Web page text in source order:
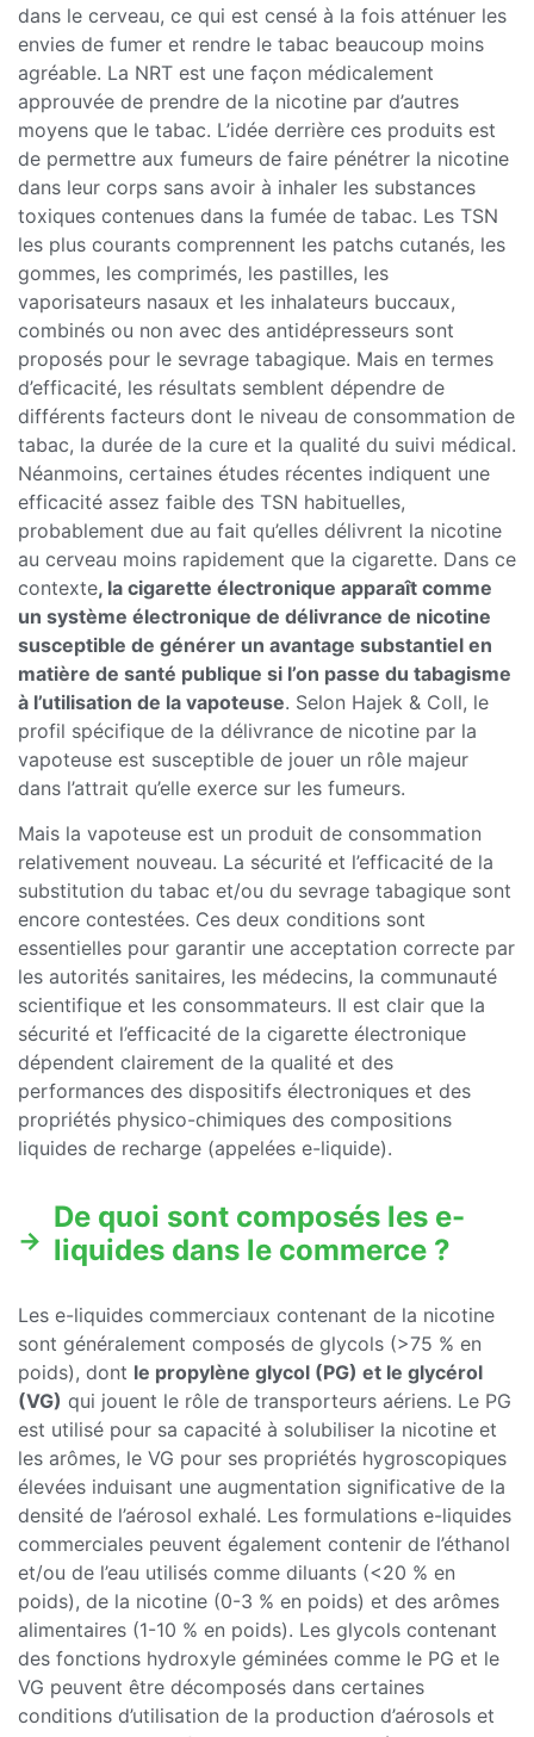
dans le cerveau, ce qui est censé à la fois atténuer les
envies de fumer et rendre le tabac beaucoup moins
agréable. La NRT est une façon médicalement
approuvée de prendre de la nicotine par d’autres
moyens que le tabac. L’idée derrière ces produits est
de permettre aux fumeurs de faire pénétrer la nicotine
dans leur corps sans avoir à inhaler les substances
toxiques contenues dans la fumée de tabac. Les TSN
les plus courants comprennent les patchs cutanés, les
gommes, les comprimés, les pastilles, les
vaporisateurs nasaux et les inhalateurs buccaux,
combinés ou non avec des antidépresseurs sont
proposés pour le sevrage tabagique. Mais en termes
d’efficacité, les résultats semblent dépendre de
différents facteurs dont le niveau de consommation de
tabac, la durée de la cure et la qualité du suivi médical.
Néanmoins, certaines études récentes indiquent une
efficacité assez faible des TSN habituelles,
probablement due au fait qu’elles délivrent la nicotine
au cerveau moins rapidement que la cigarette. Dans ce
contexte, la cigarette électronique apparaît comme
un système électronique de délivrance de nicotine
susceptible de générer un avantage substantiel en
matière de santé publique si l’on passe du tabagisme
à l’utilisation de la vapoteuse. Selon Hajek & Coll, le
profil spécifique de la délivrance de nicotine par la
vapoteuse est susceptible de jouer un rôle majeur
dans l’attrait qu’elle exerce sur les fumeurs.
Mais la vapoteuse est un produit de consommation
relativement nouveau. La sécurité et l’efficacité de la
substitution du tabac et/ou du sevrage tabagique sont
encore contestées. Ces deux conditions sont
essentielles pour garantir une acceptation correcte par
les autorités sanitaires, les médecins, la communauté
scientifique et les consommateurs. Il est clair que la
sécurité et l’efficacité de la cigarette électronique
dépendent clairement de la qualité et des
performances des dispositifs électroniques et des
propriétés physico-chimiques des compositions
liquides de recharge (appelées e-liquide).
De quoi sont composés les e-
liquides dans le commerce ?
Les e-liquides commerciaux contenant de la nicotine
sont généralement composés de glycols (>75 % en
poids), dont le propylène glycol (PG) et le glycérol
(VG) qui jouent le rôle de transporteurs aériens. Le PG
est utilisé pour sa capacité à solubiliser la nicotine et
les arômes, le VG pour ses propriétés hygroscopiques
élevées induisant une augmentation significative de la
densité de l’aérosol exhalé. Les formulations e-liquides
commerciales peuvent également contenir de l’éthanol
et/ou de l’eau utilisés comme diluants (<20 % en
poids), de la nicotine (0-3 % en poids) et des arômes
alimentaires (1-10 % en poids). Les glycols contenant
des fonctions hydroxyle géminées comme le PG et le
VG peuvent être décomposés dans certaines
conditions d’utilisation de la production d’aérosols et